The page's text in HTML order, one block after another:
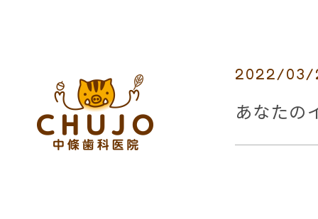
2022/03/
あなたの